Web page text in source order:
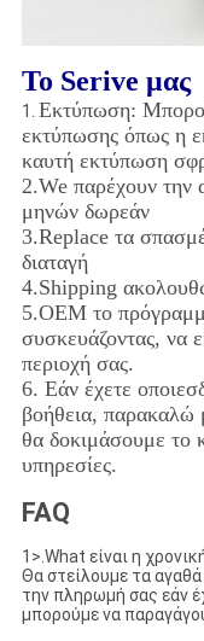
Το Serive μας
1. Εκτύπωση:
εκτύπωσης όπως η
καυτή εκτύπωση
2.We παρέχουν την
μηνών δωρεάν
3.Replace τα
διαταγή
4.Shipping
5.OEM το
συσκευάζοντας, να
περιοχή σας.
6. Εάν έχετε
βοήθεια, παρακαλώ
θα δοκιμάσουμε το
υπηρεσίες.
FAQ
1>.What είναι η
Θα στείλουμε τα
την πληρωμή σας εάν
μπορούμε να